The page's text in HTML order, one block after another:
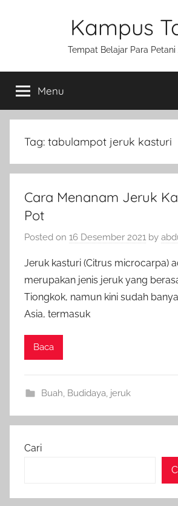
Kampus
Tempat Belajar Para Petani
Menu
Tag: tabulampot jeruk kasturi
Cara Menanam Jeruk
Pot
Posted on 16 Desember 2021 by
Jeruk kasturi (Citrus microcarpa)
merupakan jenis jeruk yang
Tiongkok, namun kini sudah
Asia, termasuk
Baca
Buah Budidaya jeruk
Cari